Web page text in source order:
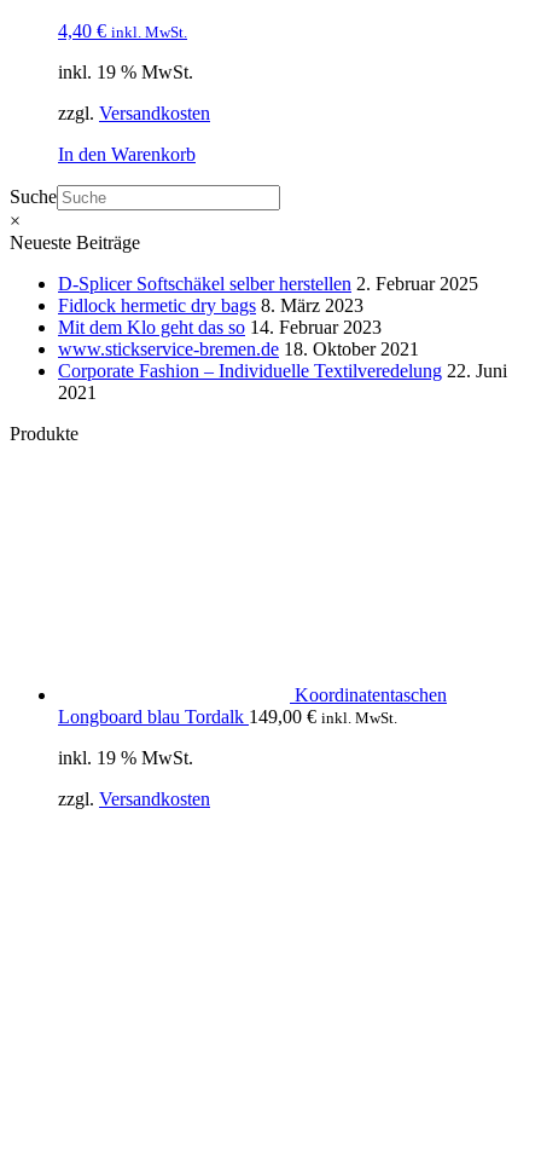
4,40 € inkl. MwSt.
inkl. 19 % MwSt.
zzgl. Versandkosten
In den Warenkorb
Suche
×
Neueste Beiträge
D-Splicer Softschäkel selber herstellen 2. Februar 2025
Fidlock hermetic dry bags 8. März 2023
Mit dem Klo geht das so 14. Februar 2023
www.stickservice-bremen.de 18. Oktober 2021
Corporate Fashion – Individuelle Textilveredelung 22. Juni
2021
Produkte
Koordinatentaschen
Longboard blau Tordalk 149,00 € inkl. MwSt.
inkl. 19 % MwSt.
zzgl. Versandkosten